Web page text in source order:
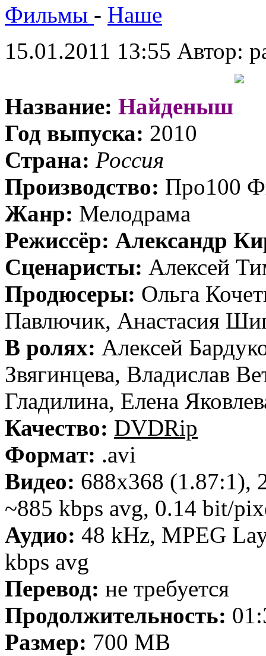
Фильмы - Наше
15.01.2011 13:55 Автор:
Название: Найденыш
Год выпуска: 2010
Страна: Россия
Производство: Про100
Жанр: Мелодрама
Режиссёр: Александр
Сценаристы: Алексей
Продюсеры: Ольга
Павлючик, Анастасия
В ролях: Алексей
Звягинцева, Владислав
Гладилина, Елена
Качество: DVDRip
Формат: .avi
Видео: 688x368 (1.87:1),
~885 kbps avg, 0.14 bit/
Аудио: 48 kHz, MPEG
kbps avg
Перевод: не требуется
Продолжительность:
Размер: 700 МB